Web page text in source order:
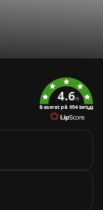
4.6/5
Baserat på 954 betyg